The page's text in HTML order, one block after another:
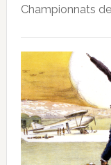
Championnats